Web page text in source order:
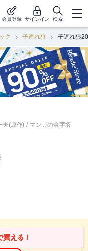
会員登録 サインイン 検索
ク 子連れ狼 子連れ狼20
夫(原作) / マンガの金字塔
買える！